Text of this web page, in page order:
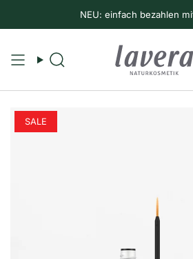
NEU: einfach bezahlen
Suche
SALE